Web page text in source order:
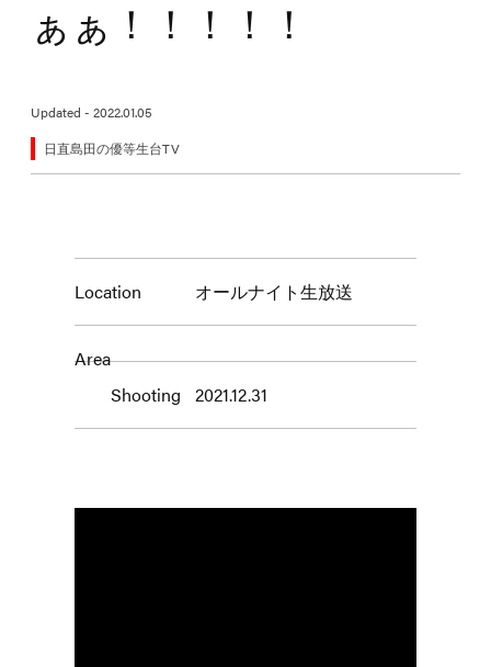
ぁぁ！！！！！
Updated - 2022.01.05
日直島田の優等生台TV
Location オールナイト生放送
Area
Shooting
2021.12.31